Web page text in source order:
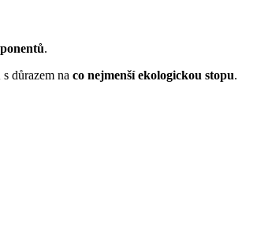
.
s důrazem na co nejmenší ekologickou stopu.